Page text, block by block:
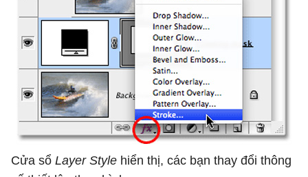
Cửa sổ Layer Style hiển thị, các bạn thay đổi thông